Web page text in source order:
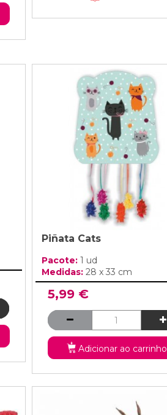
Piñata Cats
Pacote: 1 ud
Medidas: 28 x 33 cm
5,99 €
Adicionar ao carrinho